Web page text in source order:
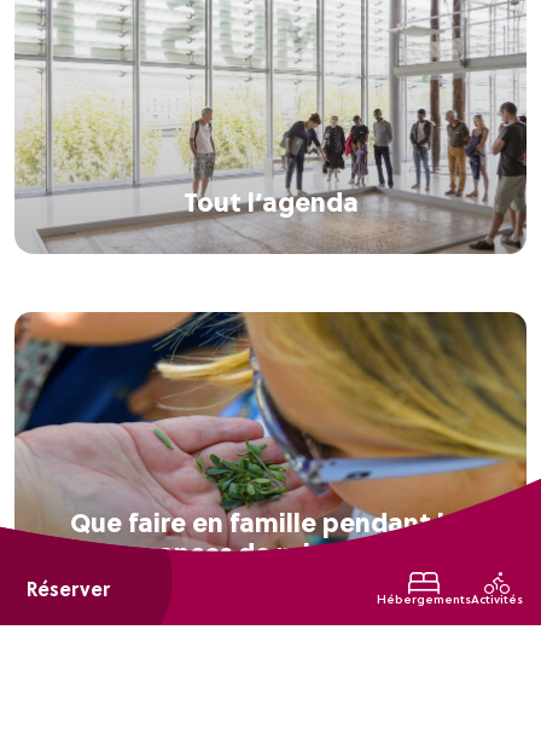
Réserver HébergementsActivités
Tout l’agenda
Que faire en famille pendant les
vacances de printemps ?